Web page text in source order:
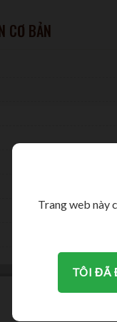
CƠ BẢN
BRAND
Trang web này
TÔI ĐÃ